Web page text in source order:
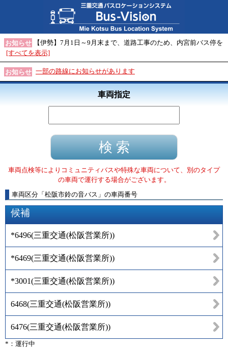
お知らせ
【伊勢】7月1日～9月末まで、道路工事のため、内宮前バス停を
[すべてを表示]
お知らせ 一部の路線にお知らせがあります
車両指定
車両点検等によりコミュニティバスや特殊な車両について、別のタイプ
の車両で運行する場合がございます。
車両区分 「 松阪市鈴の音バス 」 の車両番号
候補
*6496(三重交通(松阪営業所))
*6469(三重交通(松阪営業所))
*3001(三重交通(松阪営業所))
6468(三重交通(松阪営業所))
6476(三重交通(松阪営業所))
*：運行中